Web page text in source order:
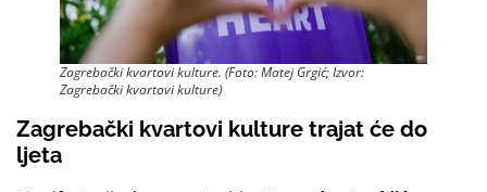
Zagrebački kvartovi kulture. (Foto: Matej Grgić; Izvor:
Zagrebački kvartovi kulture)
Zagrebački kvartovi kulture trajat će do
ljeta